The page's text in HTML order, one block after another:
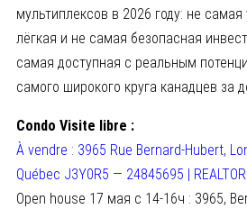
мультиплексов в 2026 году: не
лёгкая и не самая безопасная
самая доступная с реальным
самого широкого круга канадцев за
Condo Visite libre :
À vendre : 3965 Rue Bernard-Hubert,
Québec J3Y0R5 — 24845695 |
Open house 17 мая с 14-16ч : 3965,